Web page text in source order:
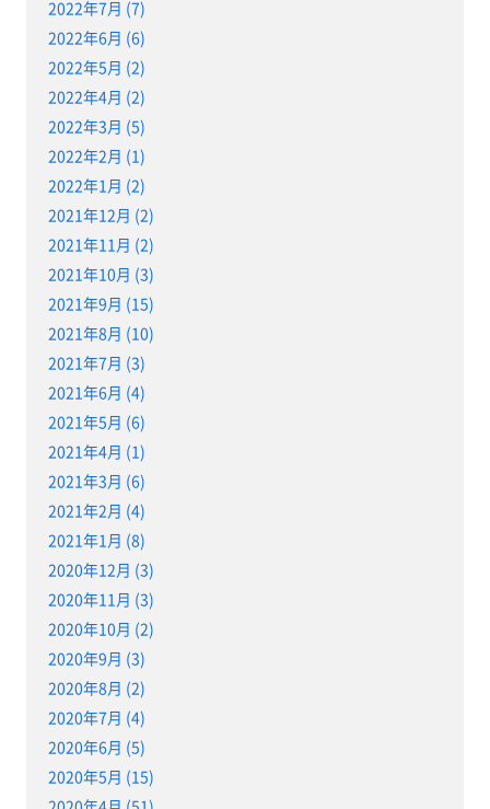
2022年7月 (7)
2022年6月 (6)
2022年5月 (2)
2022年4月 (2)
2022年3月 (5)
2022年2月 (1)
2022年1月 (2)
2021年12月 (2)
2021年11月 (2)
2021年10月 (3)
2021年9月 (15)
2021年8月 (10)
2021年7月 (3)
2021年6月 (4)
2021年5月 (6)
2021年4月 (1)
2021年3月 (6)
2021年2月 (4)
2021年1月 (8)
2020年12月 (3)
2020年11月 (3)
2020年10月 (2)
2020年9月 (3)
2020年8月 (2)
2020年7月 (4)
2020年6月 (5)
2020年5月 (15)